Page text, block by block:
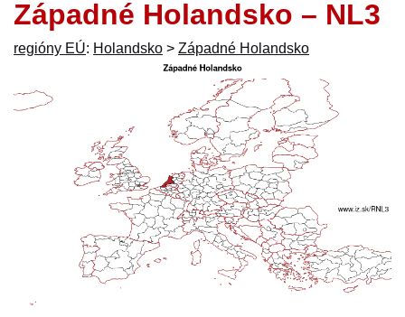
Západné Holandsko – NL3
regióny EÚ: Holandsko > Západné Holandsko